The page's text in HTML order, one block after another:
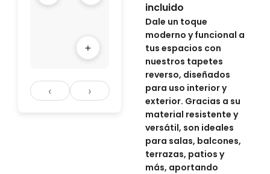
incluido
Dale un toque
moderno y funcional a
tus espacios con
nuestros tapetes
reverso, diseñados
para uso interior y
exterior. Gracias a su
material resistente y
versátil, son ideales
para salas, balcones,
terrazas, patios y
más, aportando
+
‹ ›